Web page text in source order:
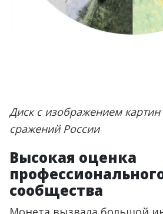
Диск с изображением картин
сражений России
Высокая оценка
сообщества